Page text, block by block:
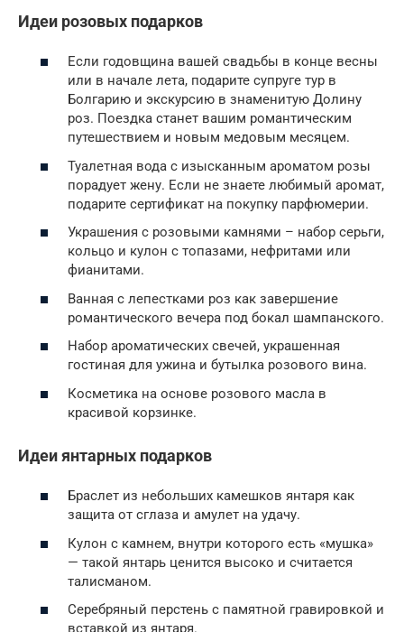
Идеи розовых подарков
Если годовщина вашей свадьбы в конце весны
или в начале лета, подарите супруге тур в
Болгарию и экскурсию в знаменитую Долину
роз. Поездка станет вашим романтическим
путешествием и новым медовым месяцем.
Туалетная вода с изысканным ароматом розы
порадует жену. Если не знаете любимый аромат,
подарите сертификат на покупку парфюмерии.
Украшения с розовыми камнями – набор серьги,
кольцо и кулон с топазами, нефритами или
фианитами.
Ванная с лепестками роз как завершение
романтического вечера под бокал шампанского.
Набор ароматических свечей, украшенная
гостиная для ужина и бутылка розового вина.
Косметика на основе розового масла в
красивой корзинке.
Идеи янтарных подарков
Браслет из небольших камешков янтаря как
защита от сглаза и амулет на удачу.
Кулон с камнем, внутри которого есть «мушка»
— такой янтарь ценится высоко и считается
талисманом.
Серебряный перстень с памятной гравировкой и
вставкой из янтаря.